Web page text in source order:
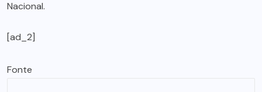
Nacional.
[ad_2]
Fonte